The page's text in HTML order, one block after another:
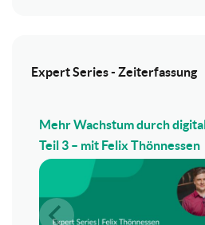
Expert Series - Zeiterfassung
Mehr Wachstum durch
Teil 3 – mit Felix Thönnessen